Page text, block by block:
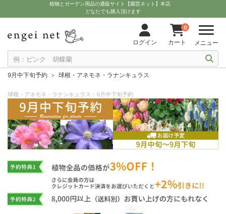
植物とガーデン用品の通販サイト【園芸ネット】本店
どなたでも購入頂けます
ログイン
0
カート メニュー
9月中下旬予約 球根・アネモネ・ラナンキュラス
球根・アネモネ・ラナンキュラス：9月中下旬予約